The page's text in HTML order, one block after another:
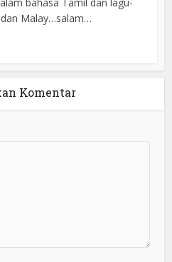
Malay…salam…
Komentar